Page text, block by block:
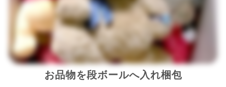
お品物を段ボールへ入れ梱包